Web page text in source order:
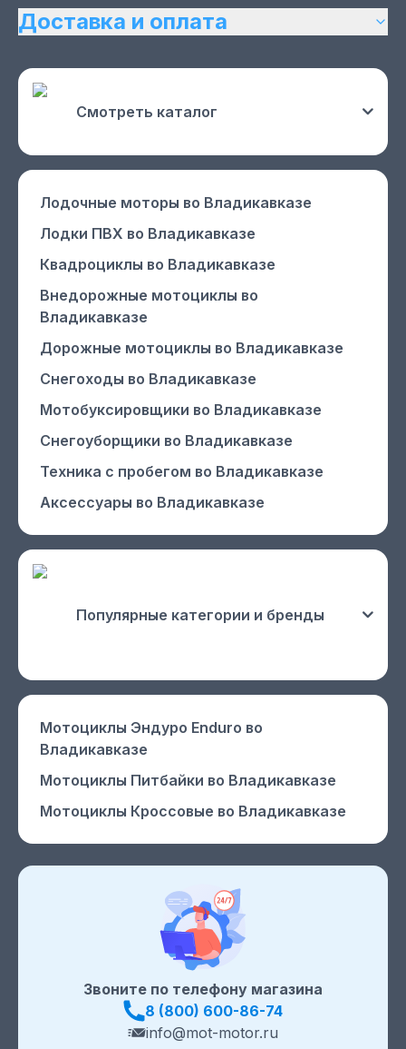
Доставка и оплата
Звоните по телефону магазина
8 (800) 600-86-74
info@mot-motor.ru
Смотреть каталог
Лодочные моторы во Владикавказе
Лодки ПВХ во Владикавказе
Квадроциклы во Владикавказе
Внедорожные мотоциклы во
Владикавказе
Дорожные мотоциклы во Владикавказе
Снегоходы во Владикавказе
Мотобуксировщики во Владикавказе
Снегоуборщики во Владикавказе
Техника с пробегом во Владикавказе
Аксессуары во Владикавказе
Популярные категории и бренды
Мотоциклы Эндуро Enduro во
Владикавказе
Мотоциклы Питбайки во Владикавказе
Мотоциклы Кроссовые во Владикавказе